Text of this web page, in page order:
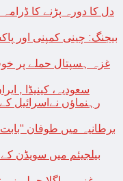
دل کا دورہ پڑنے کا
بیجنگ: چینی کمپنی اور
غزہ ہسپتال حملے پر
سعودیہ، کینیڈا ,
رہنماؤں نےاسرائیل
برطانیہ میں طوفان